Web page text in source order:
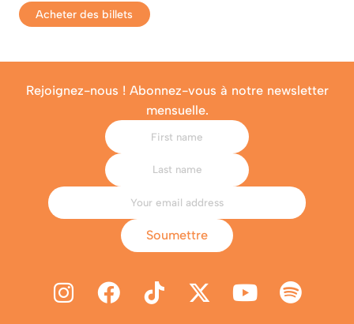
Acheter des billets
Rejoignez-nous ! Abonnez-vous à notre newsletter
mensuelle.
Soumettre